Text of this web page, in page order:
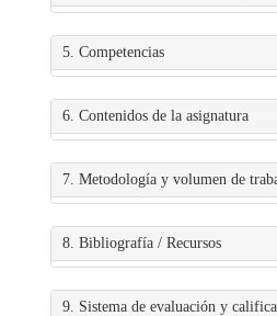
5. Competencias
6. Contenidos de la asignatura
7. Metodología y volumen de
8. Bibliografía / Recursos
9. Sistema de evaluación y